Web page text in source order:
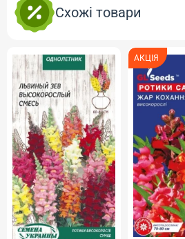
Схожі товари
АКЦІЯ